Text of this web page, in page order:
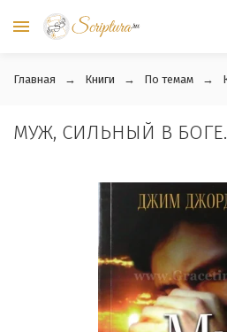
Главная Книги По темам
МУЖ, СИЛЬНЫЙ В